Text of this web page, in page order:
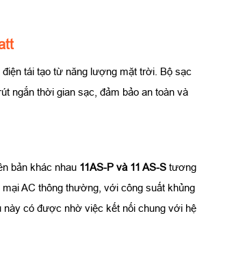
tái tạo từ năng lượng mặt trời. Bộ sạc
ngắn thời gian sạc, đảm bảo an toàn và
bản khác nhau 11AS-P và 11 AS-S tương
AC thông thường, với công suất khủng
này có được nhờ việc kết nối chung với hệ